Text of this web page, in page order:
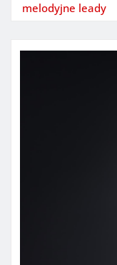
melodyjne leady